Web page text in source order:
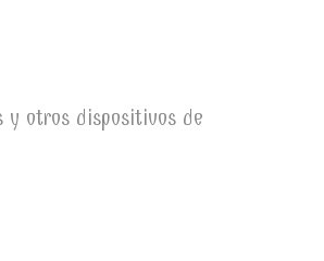
y otros dispositivos de